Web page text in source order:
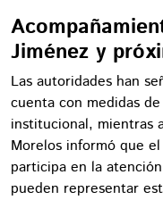
Jiménez y
Las autoridades han
cuenta con medidas
institucional, mientras
Morelos informó que
participa en la
pueden representar